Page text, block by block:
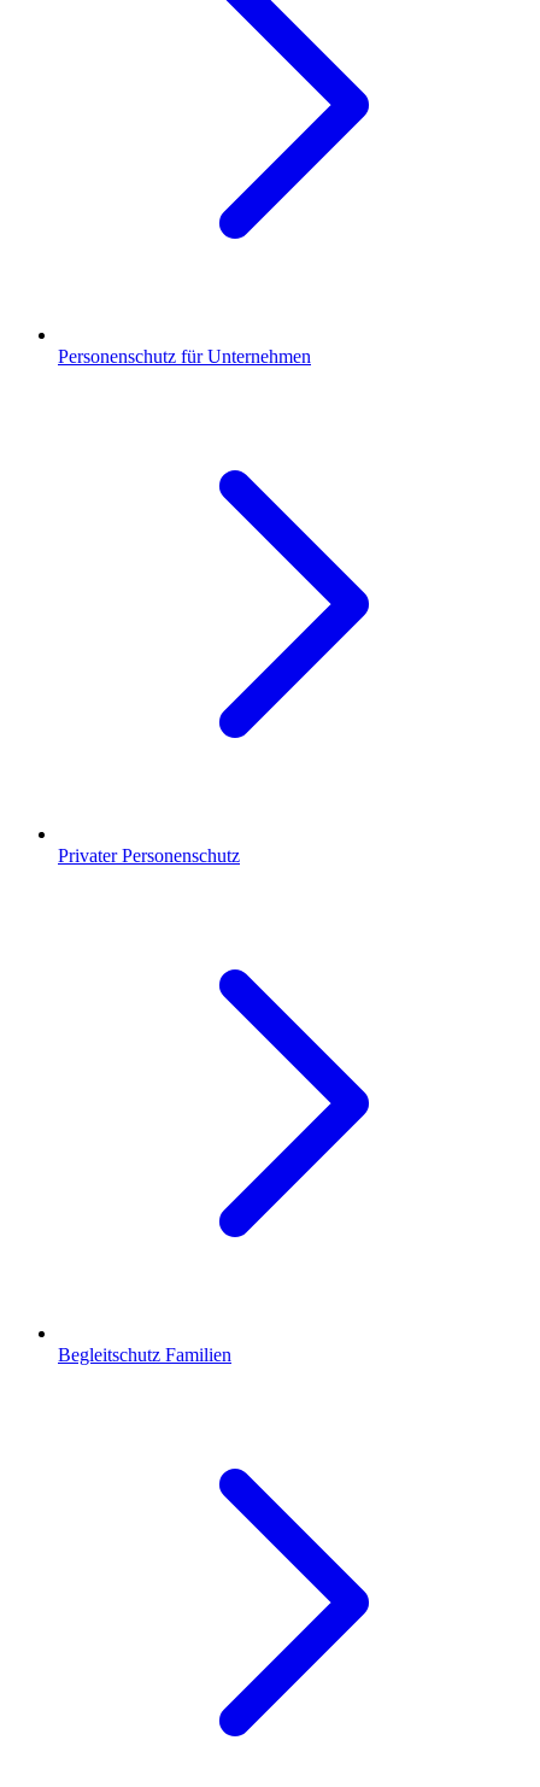
Personenschutz für Unternehmen
Privater Personenschutz
Begleitschutz Familien